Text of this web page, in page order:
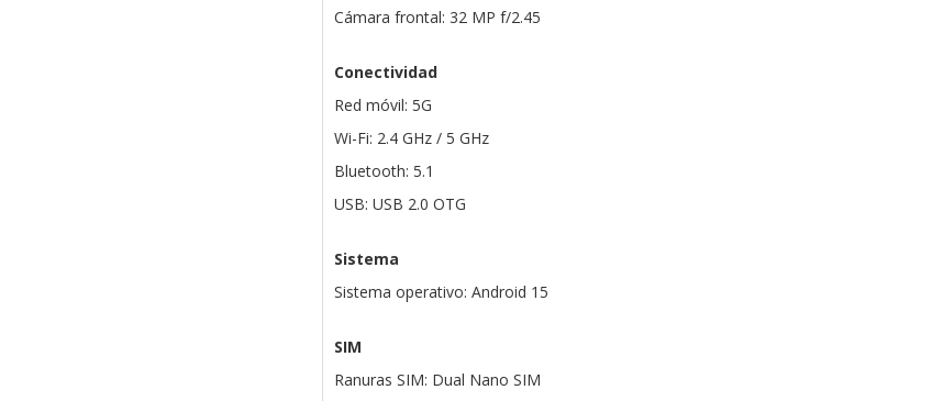
Cámara frontal: 32 MP f/2.45
Conectividad
Red móvil: 5G
Wi-Fi: 2.4 GHz / 5 GHz
Bluetooth: 5.1
USB: USB 2.0 OTG
Sistema
Sistema operativo: Android 15
SIM
Ranuras SIM: Dual Nano SIM